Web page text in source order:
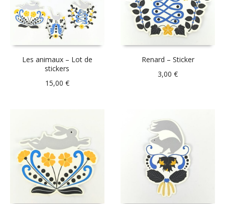
Les animaux – Lot de
stickers
15,00 €
Renard – Sticker
3,00€